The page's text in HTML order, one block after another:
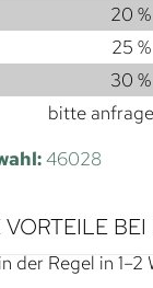
20 %
25 %
30 %
bitte
46028
VORTEILE
der Regel in 1–2